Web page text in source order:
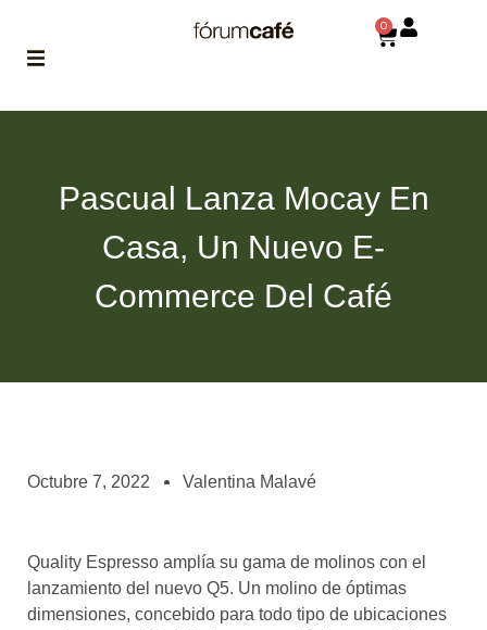
asociados
el café siempre tiene
algo nuevo que
enseñarnos
0
Pascual Lanza Mocay En
Casa, Un Nuevo E-
Commerce Del Café
Octubre 7, 2022 Valentina Malavé
Quality Espresso amplía su gama de molinos con el
lanzamiento del nuevo Q5. Un molino de óptimas
dimensiones, concebido para todo tipo de ubicaciones